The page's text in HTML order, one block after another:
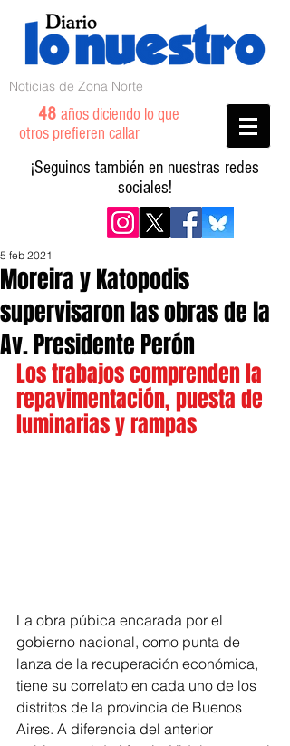
Noticias de Zona Norte
48 años diciendo lo que
otros prefieren callar
¡Seguinos también en nuestras redes
sociales!
Moreira y Katopodis
supervisaron las obras de la
Av. Presidente Perón
5 feb 2021
Los trabajos comprenden la
repavimentación, puesta de
luminarias y rampas
La obra púbica encarada por el
gobierno nacional, como punta de
lanza de la recuperación económica,
tiene su correlato en cada uno de los
distritos de la provincia de Buenos
Aires. A diferencia del anterior